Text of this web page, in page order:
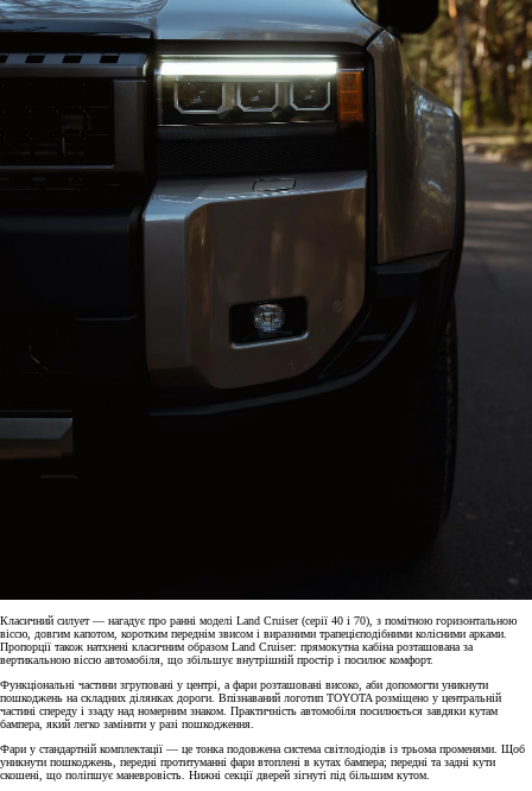
Класичний силует — нагадує про ранні моделі Land Cruiser (серії 40 і 70), з помітною горизонтальною
віссю, довгим капотом, коротким переднім звисом і виразними трапецієподібними колісними арками.
Пропорції також натхнені класичним образом Land Cruiser: прямокутна кабіна розташована за
вертикальною віссю автомобіля, що збільшує внутрішній простір і посилює комфорт.
Функціональні частини згруповані у центрі, а фари розташовані високо, аби допомогти уникнути
пошкоджень на складних ділянках дороги. Впізнаваний логотип TOYOTA розміщено у центральній
частині спереду і ззаду над номерним знаком. Практичність автомобіля посилюється завдяки кутам
бампера, який легко замінити у разі пошкодження.
Фари у стандартній комплектації — це тонка подовжена система світлодіодів із трьома променями. Щоб
уникнути пошкоджень, передні протитуманні фари втоплені в кутах бампера; передні та задні кути
скошені, що поліпшує маневровість. Нижні секції дверей зігнуті під більшим кутом.